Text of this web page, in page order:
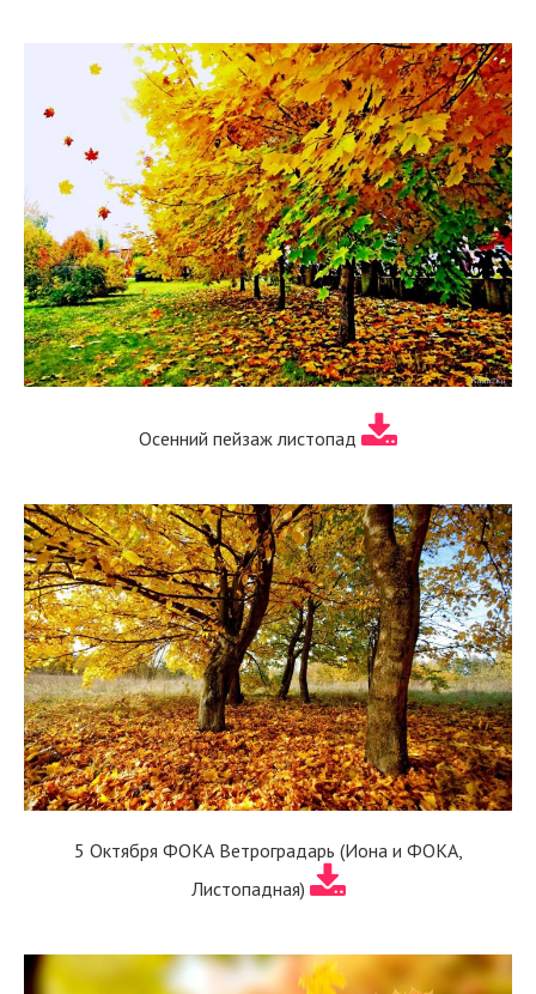
Осенний пейзаж листопад
5 Октября ФОКА Ветроградарь (Иона и ФОКА,
Листопадная)